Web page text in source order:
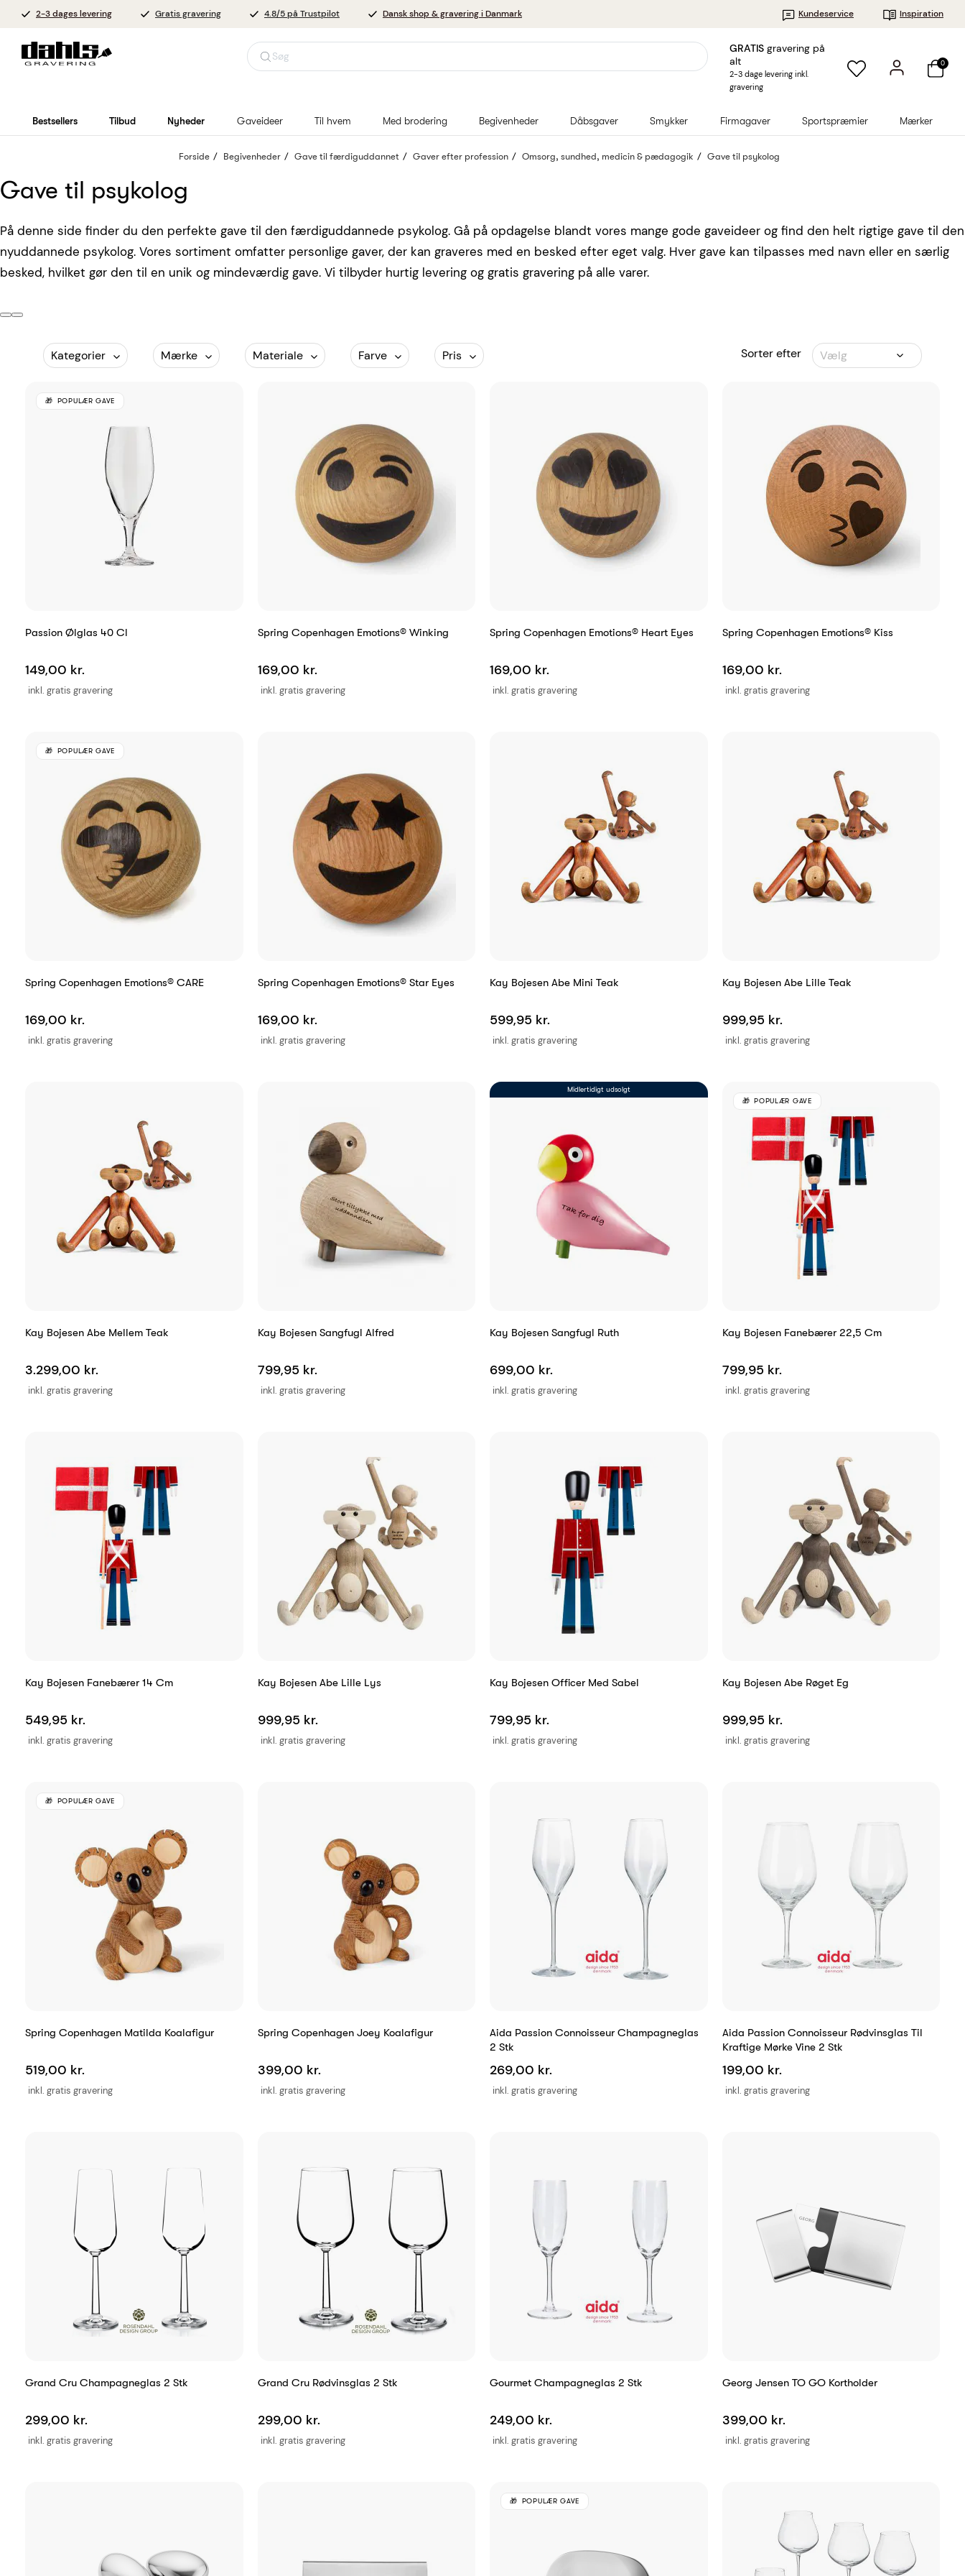
2-3 dages levering Gratis gravering 4.8/5 på Trustpilot Dansk shop & gravering i Danmark Inspiration
Kundeservice
Søg
GRATISgravering på
alt
2-3 dage levering inkl.
gravering
0
Bestsellers Tilbud Nyheder Gaveideer Til hvem Med brodering Begivenheder Dåbsgaver Smykker Firmagaver Sportspræmier Mærker
Forside Begivenheder Gave til færdiguddannet Gaver efter profession Omsorg, sundhed, medicin & pædagogik Gave til psykolog
Gave til psykolog
På denne side finder du den perfekte gave til den færdiguddannede psykolog. Gå på opdagelse blandt vores mange gode gaveideer og find den helt rigtige gave til den
nyuddannede psykolog. Vores sortiment omfatter personlige gaver, der kan graveres med en besked efter eget valg. Hver gave kan tilpasses med navn eller en særlig
besked, hvilket gør den til en unik og mindeværdig gave. Vi tilbyder hurtig levering og gratis gravering på alle varer.
Kategorier Mærke Materiale Farve Pris Sorter efter Vælg
Passion Ølglas 40 Cl
inkl. gratis gravering
149,00 kr.
POPULÆR GAVE
Spring Copenhagen Emotions® Winking
inkl. gratis gravering
169,00 kr.
Spring Copenhagen Emotions® Heart Eyes
inkl. gratis gravering
169,00 kr.
Spring Copenhagen Emotions® Kiss
inkl. gratis gravering
169,00 kr.
Spring Copenhagen Emotions® CARE
inkl. gratis gravering
169,00 kr.
POPULÆR GAVE
Spring Copenhagen Emotions® Star Eyes
inkl. gratis gravering
169,00 kr.
Kay Bojesen Abe Mini Teak
inkl. gratis gravering
599,95 kr.
Kay Bojesen Abe Lille Teak
inkl. gratis gravering
999,95 kr.
Kay Bojesen Abe Mellem Teak
inkl. gratis gravering
3.299,00 kr.
Kay Bojesen Sangfugl Alfred
inkl. gratis gravering
799,95 kr.
Kay Bojesen Sangfugl Ruth
inkl. gratis gravering
699,00 kr.
Midlertidigt udsolgt
Kay Bojesen Fanebærer 22,5 Cm
inkl. gratis gravering
799,95 kr.
POPULÆR GAVE
Kay Bojesen Fanebærer 14 Cm
inkl. gratis gravering
549,95 kr.
Kay Bojesen Abe Lille Lys
inkl. gratis gravering
999,95 kr.
Kay Bojesen Officer Med Sabel
inkl. gratis gravering
799,95 kr.
Kay Bojesen Abe Røget Eg
inkl. gratis gravering
999,95 kr.
Spring Copenhagen Matilda Koalafigur
inkl. gratis gravering
519,00 kr.
POPULÆR GAVE
Spring Copenhagen Joey Koalafigur
inkl. gratis gravering
399,00 kr.
Aida Passion Connoisseur Champagneglas
2 Stk
inkl. gratis gravering
269,00 kr.
Aida Passion Connoisseur Rødvinsglas Til
Kraftige Mørke Vine 2 Stk
inkl. gratis gravering
199,00 kr.
Grand Cru Champagneglas 2 Stk
inkl. gratis gravering
299,00 kr.
Grand Cru Rødvinsglas 2 Stk
inkl. gratis gravering
299,00 kr.
Gourmet Champagneglas 2 Stk
inkl. gratis gravering
249,00 kr.
Georg Jensen TO GO Kortholder
inkl. gratis gravering
399,00 kr.
POPULÆR GAVE